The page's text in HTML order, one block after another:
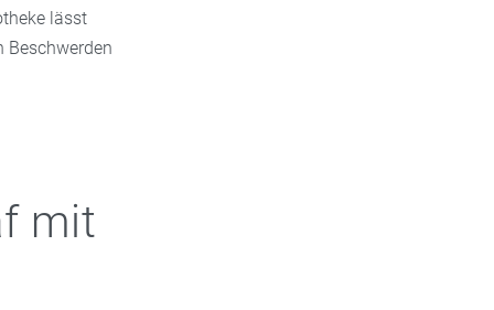
lässt
mit